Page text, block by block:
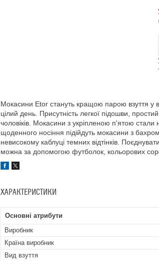
Мокасини Etor стануть кращою парою взуття у
цілий день. Присутність легкої підошви,
чоловіків. Мокасини з укріпленою п'ятою стали
щоденного носіння підійдуть мокасини з
невисокому каблуці темних відтінків.
можна за допомогою футболок, кольорових
ХАРАКТЕРИСТИКИ
Основні атрибути
Виробник
Країна виробник
Вид взуття